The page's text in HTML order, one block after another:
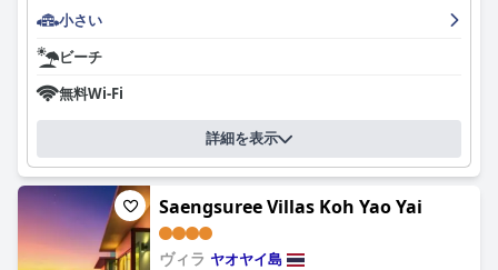
小さい
ビーチ
無料Wi-Fi
詳細を表示
Saengsuree Villas Koh Yao Yai
ヴィラ ヤオヤイ島